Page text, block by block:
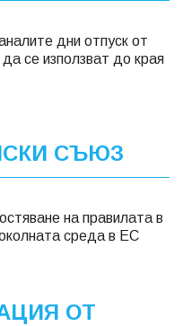
дни отпуск от
да се използват до края
СЪЮЗ
на правилата в
среда в ЕС
ОТ